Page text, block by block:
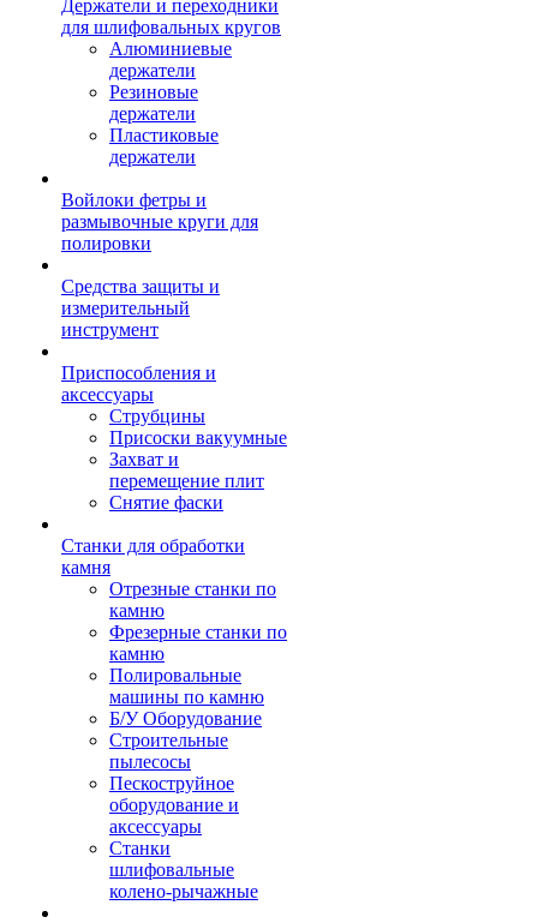
Держатели и переходники
для шлифовальных кругов
Алюминиевые
держатели
Резиновые
держатели
Пластиковые
держатели
Войлоки фетры и
размывочные круги для
полировки
Средства защиты и
измерительный
инструмент
Приспособления и
аксессуары
Струбцины
Присоски вакуумные
Захват и
перемещение плит
Снятие фаски
Станки для обработки
камня
Отрезные станки по
камню
Фрезерные станки по
камню
Полировальные
машины по камню
Б/У Оборудование
Строительные
пылесосы
Пескоструйное
оборудование и
аксессуары
Станки
шлифовальные
колено-рычажные